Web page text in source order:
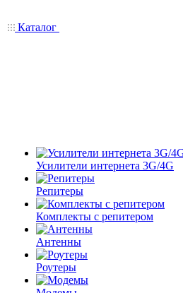
Каталог
Усилители интернета 3G/4G
Репитеры
Комплекты с репитером
Антенны
Роутеры